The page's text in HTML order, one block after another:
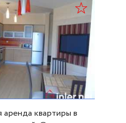
аренда квартиры в